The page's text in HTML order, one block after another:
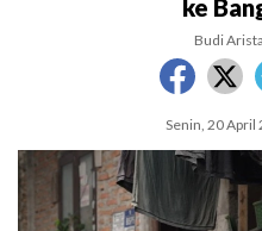
ke
Budi
Senin, 20 April